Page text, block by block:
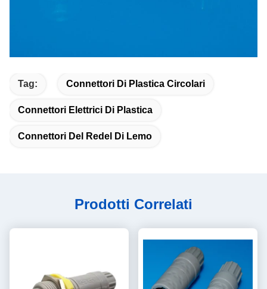
Tag: Connettori Di Plastica Circolari
Connettori Elettrici Di Plastica
Connettori Del Redel Di Lemo
Prodotti Correlati